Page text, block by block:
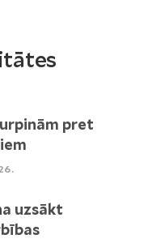
pret
uzsākt